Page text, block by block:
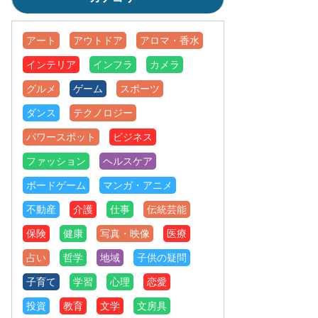
アート アウトドア アロマ・香水
インテリア インフラ カメラ
グルメ ゲーム スポーツ
ダンス テクノロジー
パワースポット ビジネス
ファッション ヘルスケア
ボードゲーム マンガ・アニメ
不動産 介護 仕事 伝統芸能
保険 健康 写真・映像 医療
占い 哲学 地域 子供の疑問
子育て 学習 心理 恋愛
投資 教育 文学 文房具